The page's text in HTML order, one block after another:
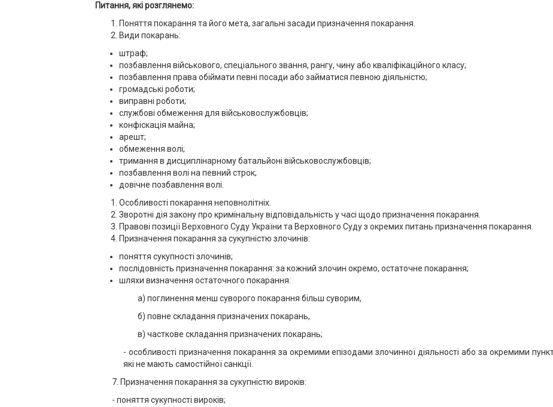
Питання, які розглянемо:
Поняття покарання та його мета, загальні засади призначення покарання.
Види покарань:
штраф;
позбавлення військового, спеціального звання, рангу, чину або кваліфікаційного класу;
позбавлення права обіймати певні посади або займатися певною діяльністю;
громадські роботи;
виправні роботи;
службові обмеження для військовослужбовців;
конфіскація майна;
арешт;
обмеження волі;
тримання в дисциплінарному батальйоні військовослужбовців;
позбавлення волі на певний строк;
довічне позбавлення волі.
Особливості покарання неповнолітніх.
Зворотні дія закону про кримінальну відповідальність у часі щодо призначення покарання.
Правові позиції Верховного Суду України та Верховного Суду з окремих питань призначення покарання.
Призначення покарання за сукупністю злочинів:
поняття сукупності злочинів;
послідовність призначення покарання: за кожний злочин окремо, остаточне покарання;
шляхи визначення остаточного покарання:
а) поглинення менш суворого покарання більш суворим,
б) повне складання призначених покарань,
в) часткове складання призначених покарань;
- особливості призначення покарання за окремими епізодами злочинної діяльності або за окремими
які не мають самостійної санкції.
7. Призначення покарання за сукупністю вироків:
- поняття сукупності вироків;